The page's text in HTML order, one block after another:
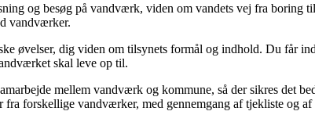
og besøg på vandværk, viden om vandets vej fra
vandværker.
øvelser, dig viden om tilsynets formål og indhold. Du får
skal leve op til.
mellem vandværk og kommune, så der sikres det
forskellige vandværker, med gennemgang af tjekliste og af